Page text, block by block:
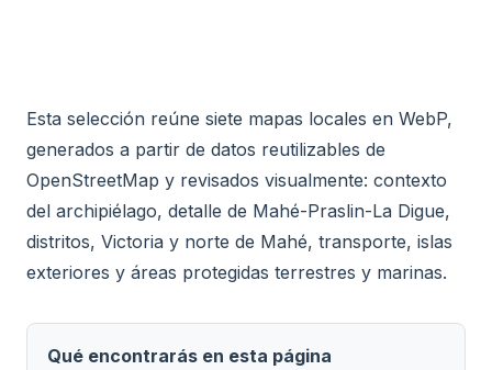
Esta selección reúne siete mapas locales en WebP,
generados a partir de datos reutilizables de
OpenStreetMap y revisados visualmente: contexto
del archipiélago, detalle de Mahé-Praslin-La Digue,
distritos, Victoria y norte de Mahé, transporte, islas
exteriores y áreas protegidas terrestres y marinas.
Qué encontrarás en esta página